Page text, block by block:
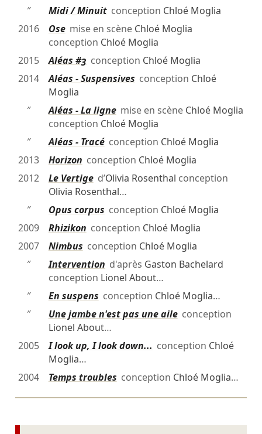
″
Midi / Minuitconception Chloé Moglia
2016
Osemise en scène Chloé Moglia
conception Chloé Moglia
2015
Aléas #3 conception Chloé Moglia
2014
Aléas - Suspensives conception Chloé
Moglia
″
Aléas - La lignemise en scène Chloé Moglia
conception Chloé Moglia
″
Aléas - Tracéconception Chloé Moglia
2013
Horizon conception Chloé Moglia
2012
Le Vertiged’Olivia Rosenthal conception
Olivia Rosenthal…
″
Opus corpus conception Chloé Moglia
2009
Rhizikon conception Chloé Moglia
2007
Nimbus conception Chloé Moglia
″
Intervention d'après Gaston Bachelard
conception Lionel About…
″
En suspens conception Chloé Moglia…
″
Une jambe n'est pas une aileconception
Lionel About…
2005
I look up, I look down... conception Chloé
Moglia…
2004
Temps troubles conception Chloé Moglia…